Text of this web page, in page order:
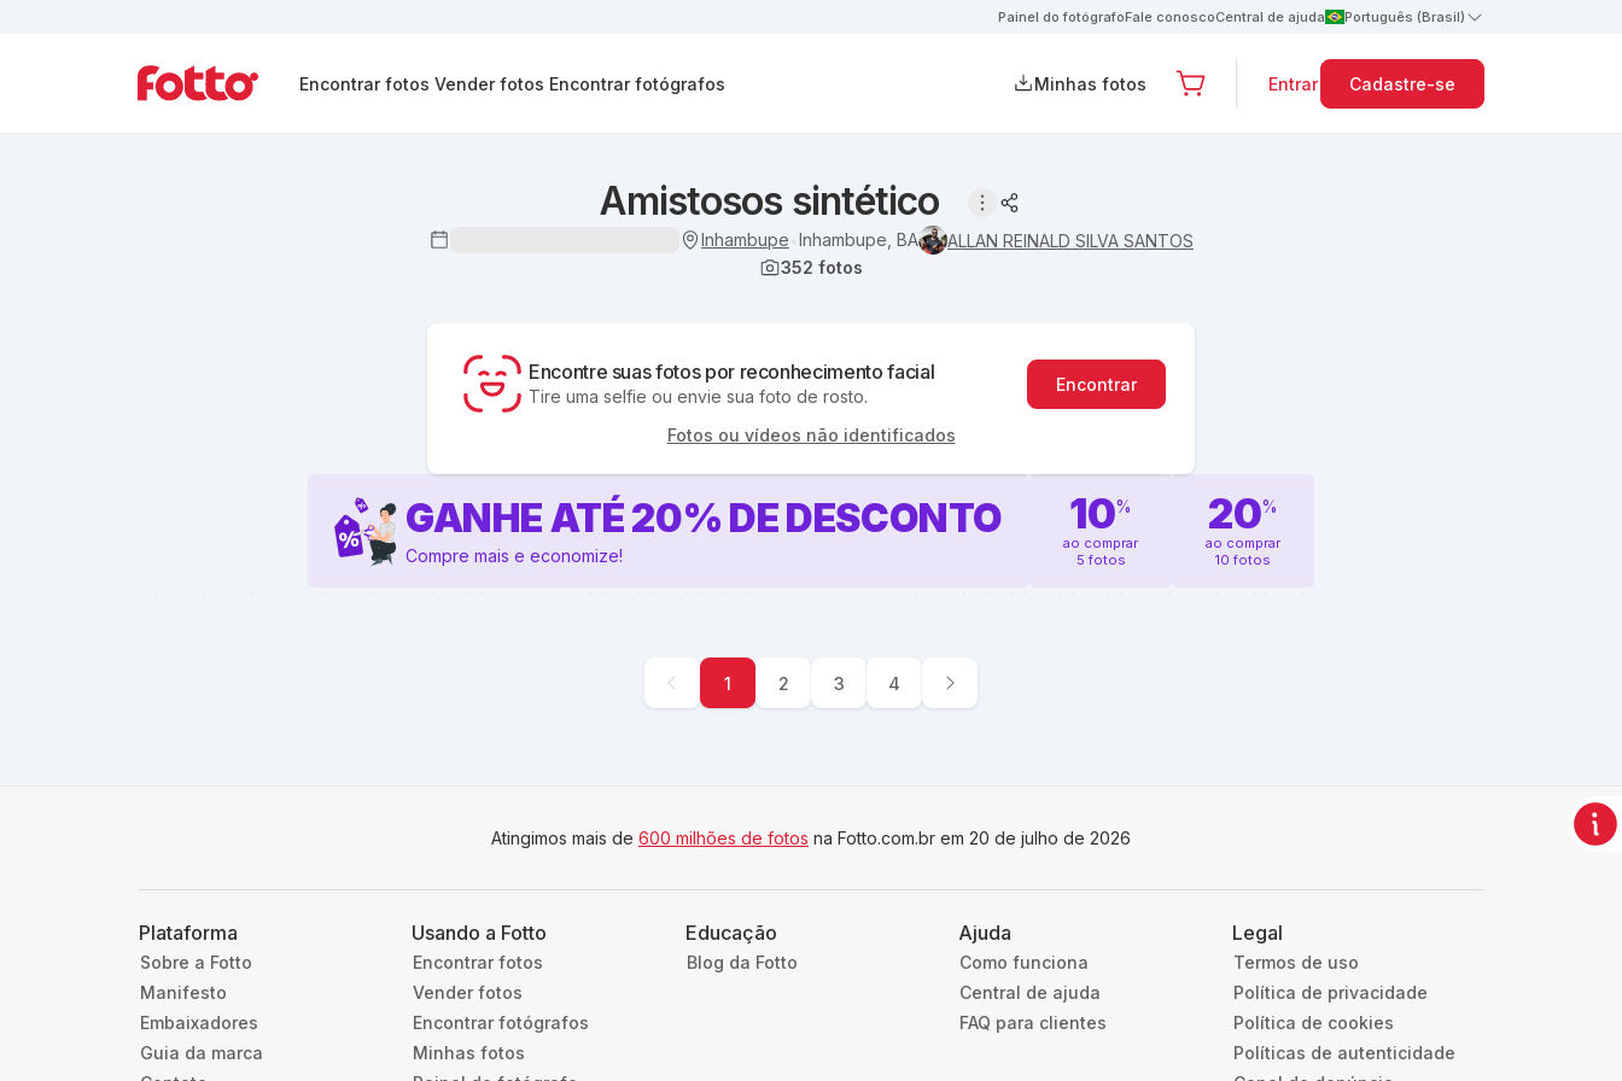
Painel do fotógrafoFale conoscoCentral de ajuda Português (Brasil)
Encontrar fotos Vender fotos Encontrar fotógrafos Minhas fotos Entrar Cadastre-se
Amistosos sintético
Inhambupe Inhambupe, BA
ALLAN REINALD SILVA SANTOS
352 fotos
Encontre suas fotos por reconhecimento facial
Tire uma selfie ou envie sua foto de rosto.
Encontrar
Fotos ou vídeos não identificados
GANHE ATÉ20% DE DESCONTO
Compre mais e economize!
10%
ao comprar
5 fotos
20%
ao comprar
10 fotos
1 2 3 4
Atingimos mais de 600 milhões de fotos na Fotto.com.br em 20 de julho de 2026
Plataforma
Sobre a Fotto
Manifesto
Embaixadores
Guia da marca
Usando a Fotto
Encontrar fotos
Vender fotos
Encontrar fotógrafos
Minhas fotos
Educação
Blog da Fotto
Ajuda
Como funciona
Central de ajuda
FAQ para clientes
Legal
Termos de uso
Política de privacidade
Política de cookies
Políticas de autenticidade